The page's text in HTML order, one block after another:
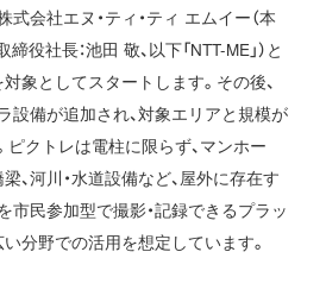
会社エヌ・ティ・ティ エムイー（本
役社長：池田 敬、以下「NTT-ME」）と
象としてスタートします。その後、
設備が追加され、対象エリアと規模が
クトレは電柱に限らず、マンホー
梁、河川・水道設備など、屋外に存在す
市民参加型で撮影・記録できるプラッ
い分野での活用を想定しています。